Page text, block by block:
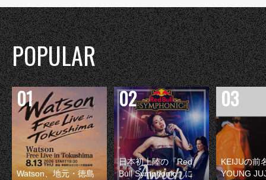
POPULAR
Watson、地元・徳島
日本初上陸の『Red
Bull Symphonic』に
KEIJUの前
YOUNG